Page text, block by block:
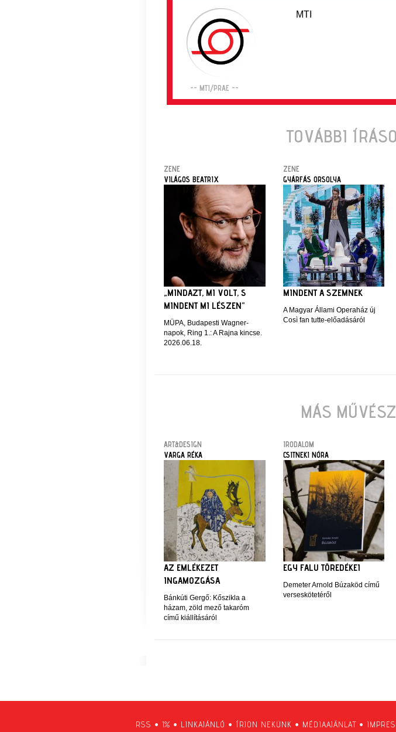
-- MTI/PRAE --
MTI
TOVÁBBI
ZENE
VILÁGOS BEATRIX
„MINDAZT, MI VOLT, S
MINDENT MI LÉSZEN”
MÜPA, Budapesti Wagner-
napok, Ring 1.: A Rajna kincse.
2026.06.18.
ZENE
GYÁRFÁS ORSOLYA
MINDENT A SZEMNEK
A Magyar Állami Operaház új
Così fan tutte-előadásáról
MÁS
ART&DESIGN
VARGA RÉKA
AZ EMLÉKEZET
INGAMOZGÁSA
Bánkúti Gergő: Kőszikla a
házam, zöld mező takaróm
című kiállításáról
IRODALOM
CSITNEKI NÓRA
EGY FALU TÖREDÉKEI
Demeter Arnold Búzaköd című
verseskötetéről
RSS • 1% • LINKAJÁNLÓ • ÍRJON NEKÜNK • MÉDIAAJÁNLAT •